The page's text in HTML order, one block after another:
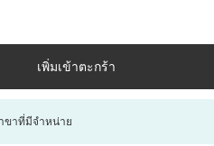
เพิ่มเข้าตะกร้า
ขาที่มีจำหน่าย